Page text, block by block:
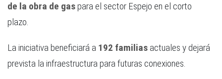
de la obra de gas para el sector Espejo en el corto
plazo.
La iniciativa beneficiará a 192 familias actuales y dejará
prevista la infraestructura para futuras conexiones.